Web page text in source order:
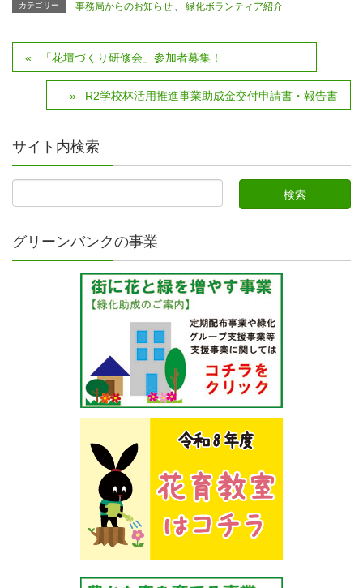
カテゴリー 事務局からのお知らせ 、 緑化ボランティア紹介
「花壇づくり研修会」参加者募集！
R2学校林活用推進事業助成金交付申請書・報告書
サイト内検索
グリーンバンクの事業